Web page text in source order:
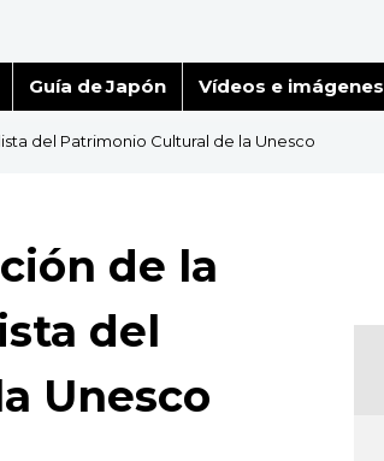
Guía de Japón Vídeos e imágenes
del Patrimonio Cultural de la Unesco
de la
del
Unesco